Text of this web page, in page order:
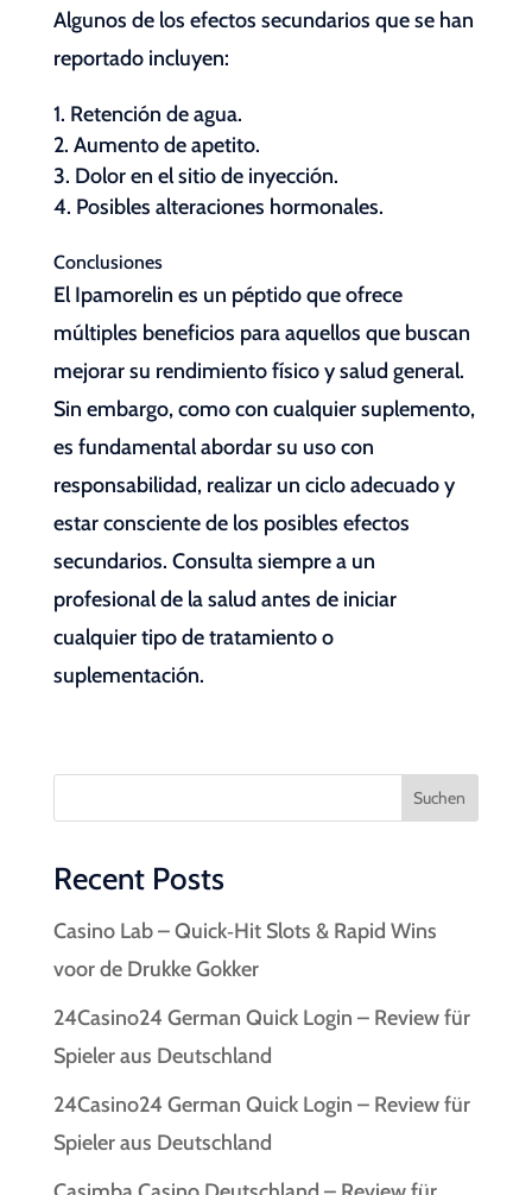
Algunos de los efectos secundarios que se han
reportado incluyen:
Retención de agua.
Aumento de apetito.
Dolor en el sitio de inyección.
Posibles alteraciones hormonales.
Conclusiones
El Ipamorelin es un péptido que ofrece
múltiples beneficios para aquellos que buscan
mejorar su rendimiento físico y salud general.
Sin embargo, como con cualquier suplemento,
es fundamental abordar su uso con
responsabilidad, realizar un ciclo adecuado y
estar consciente de los posibles efectos
secundarios. Consulta siempre a un
profesional de la salud antes de iniciar
cualquier tipo de tratamiento o
suplementación.
Suchen
Recent Posts
Casino Lab – Quick‑Hit Slots & Rapid Wins
voor de Drukke Gokker
24Casino24 German Quick Login – Review für
Spieler aus Deutschland
24Casino24 German Quick Login – Review für
Spieler aus Deutschland